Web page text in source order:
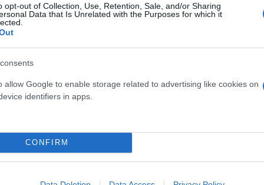
opt-out of Collection, Use, Retention, Sale, and/or Sharing
Data that Is Unrelated with the Purposes for which it
allow Google to enable storage related to advertising like cookies on
identifiers in apps.
CONFIRM
για την κοινωνία, αλλά δυστυχώς
σε αυτή τη φάση είναι να μην πάθει η Ελλάδα
πράγματα Νοέμβριο και Δεκέμβριο;
θα δουλέψουν μακροχρόνιαεξήγησε.
Αν τα εμβόλια έκαναν μόνα τους τη δουλειά, θα